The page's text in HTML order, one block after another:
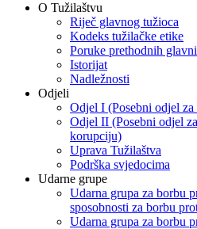
O Tužilaštvu
Riječ glavnog tužioca
Kodeks tužilačke etike
Poruke prethodnih
Istorijat
Nadležnosti
Odjeli
Odjel I (Posebni odjel za
Odjel II (Posebni odjel
korupciju)
Uprava Tužilaštva
Podrška svjedocima
Udarne grupe
Udarna grupa za borbu
sposobnosti za borbu
Udarna grupa za borbu